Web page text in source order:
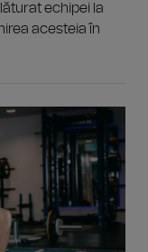
echipei la
acesteia în